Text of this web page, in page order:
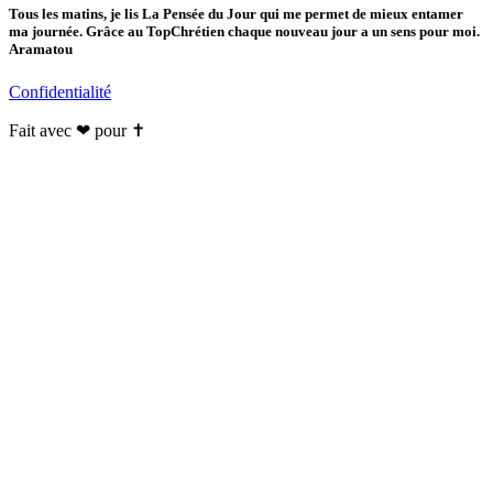
Tous les matins, je lis La Pensée du Jour qui me permet de mieux entamer
ma journée. Grâce au TopChrétien chaque nouveau jour a un sens pour moi.
Aramatou
Confidentialité
Fait avec ❤ pour ✝️️